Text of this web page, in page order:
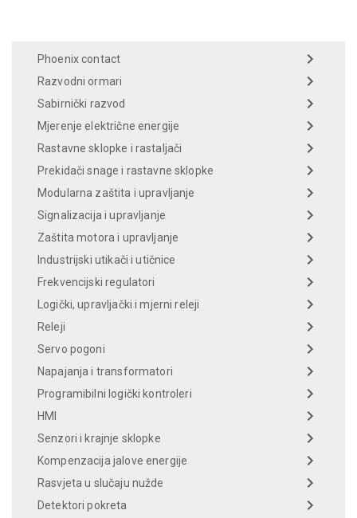
Phoenix contact
Razvodni ormari
Sabirnički razvod
Mjerenje električne energije
Rastavne sklopke i rastaljači
Prekidači snage i rastavne sklopke
Modularna zaštita i upravljanje
Signalizacija i upravljanje
Zaštita motora i upravljanje
Industrijski utikači i utičnice
Frekvencijski regulatori
Logički, upravljački i mjerni releji
Releji
Servo pogoni
Napajanja i transformatori
Programibilni logički kontroleri
HMI
Senzori i krajnje sklopke
Kompenzacija jalove energije
Rasvjeta u slučaju nužde
Detektori pokreta